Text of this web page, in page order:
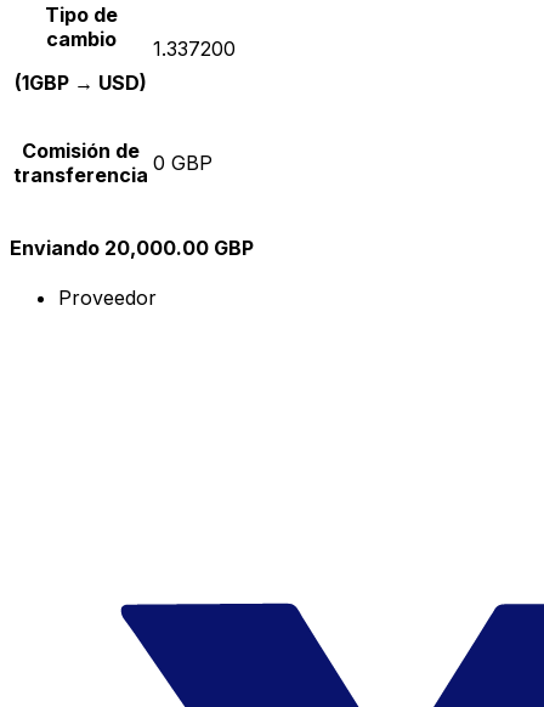
Tipo de
cambio
(1GBP → USD)
1.337200
Comisión de
transferencia 0 GBP
Enviando 20,000.00 GBP
Proveedor